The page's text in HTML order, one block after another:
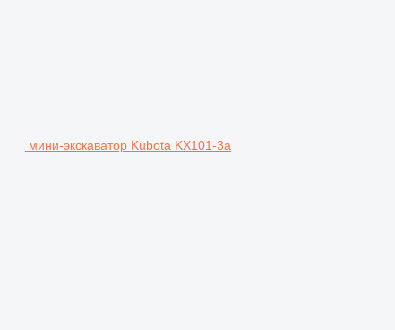
мини-экскаватор Kubota KX101-3a